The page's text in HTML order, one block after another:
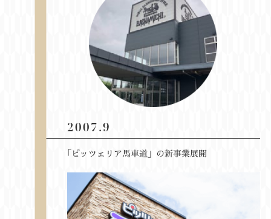
2007.9
「ピッツェリア馬車道」の新事業展開